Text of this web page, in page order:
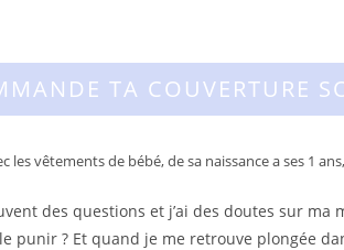
TA COUVERTURE
les vêtements de bébé, de sa naissance a ses 1
des questions et j’ai des doutes sur
punir ? Et quand je me retrouve plongée